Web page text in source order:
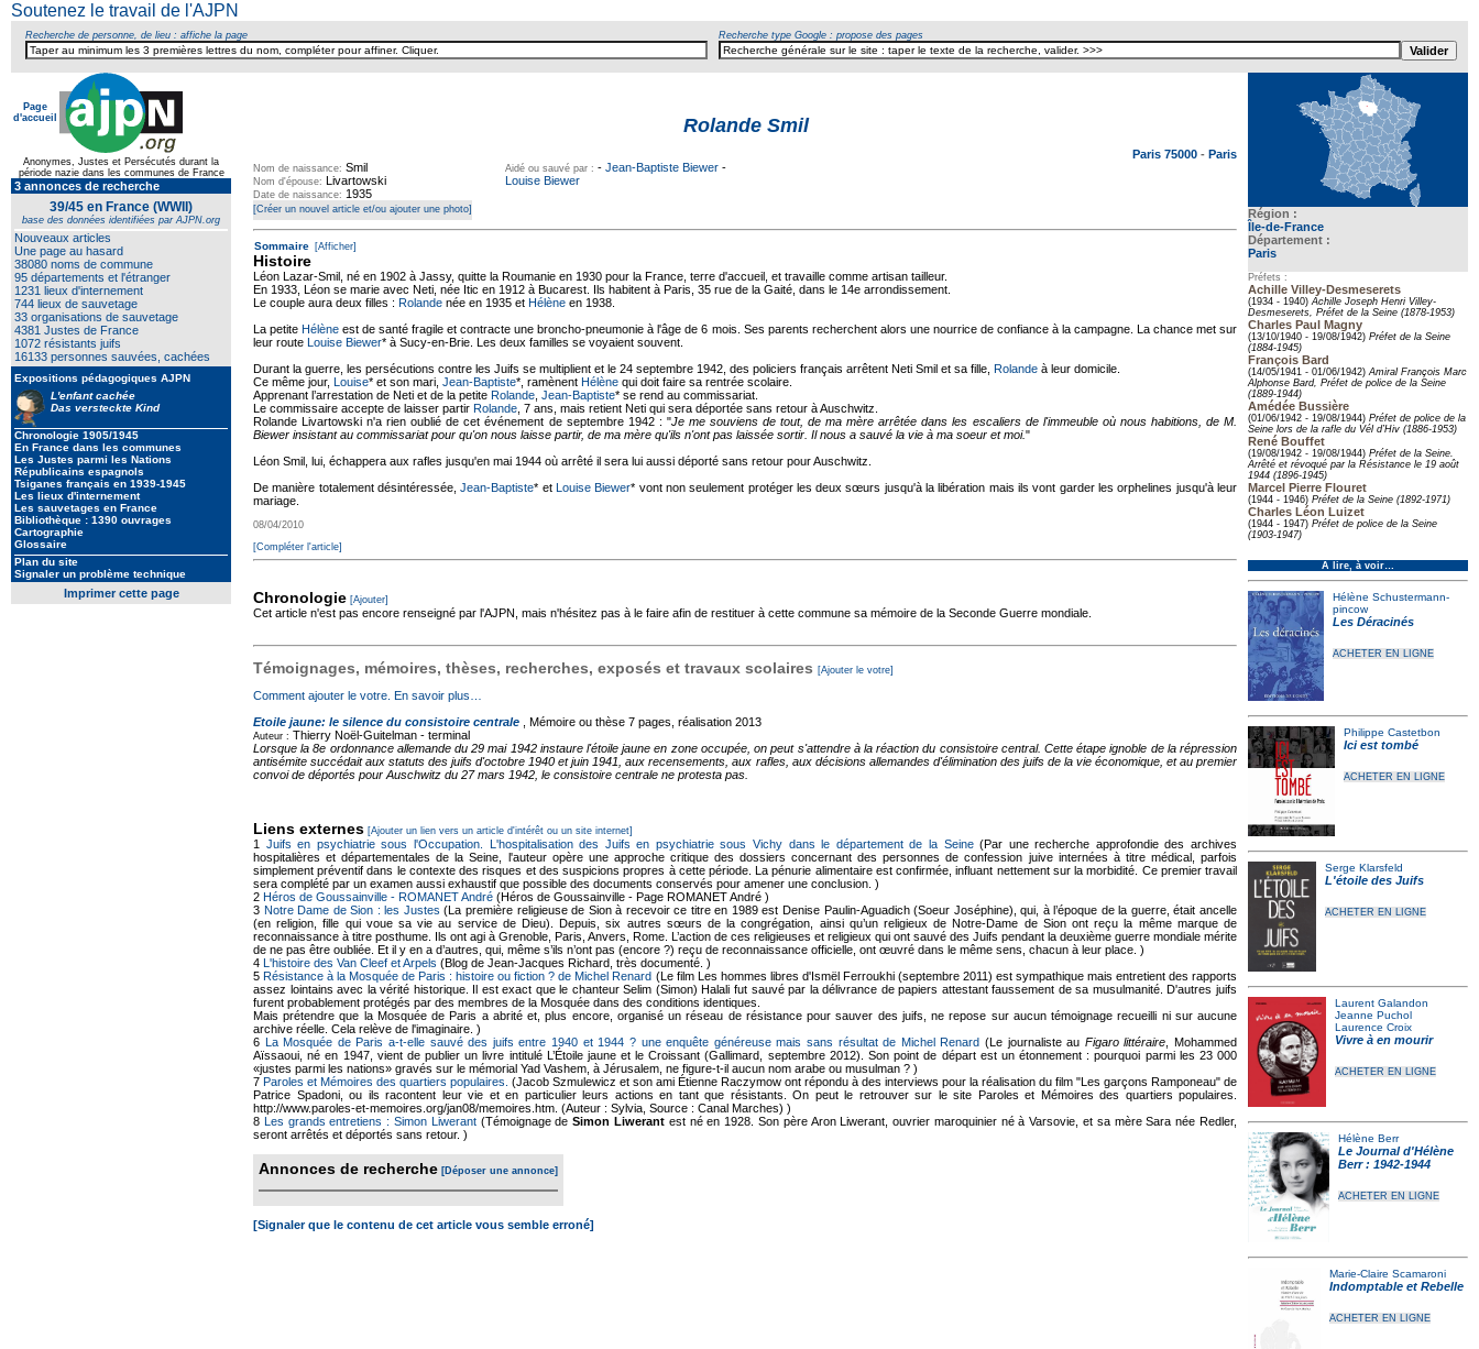
Soutenez le travail de l'AJPN
Recherche de personne, de lieu : affiche la page Recherche type Google : propose des pages
Page
d'accueil
Anonymes, Justes et Persécutés durant la
période nazie dans les communes de France
3 annonces de recherche
39/45 en France (WWII)
base des données identifiées par AJPN.org
Nouveaux articles
Une page au hasard
38080 noms de commune
95 départements et l'étranger
1231 lieux d'internement
744 lieux de sauvetage
33 organisations de sauvetage
4381 Justes de France
1072 résistants juifs
16133 personnes sauvées, cachées
Expositions pédagogiques AJPN
L'enfant cachée
Das versteckte Kind
Chronologie 1905/1945
En France dans les communes
Les Justes parmi les Nations
Républicains espagnols
Tsiganes français en 1939-1945
Les lieux d'internement
Les sauvetages en France
Bibliothèque : 1390 ouvrages
Cartographie
Glossaire
Plan du site
Signaler un problème technique
Imprimer cette page
Région :
Île-de-France
Département :
Paris
Préfets :
Achille Villey-Desmeserets
(1934 - 1940)Achille Joseph Henri Villey-
Desmeserets, Préfet de la Seine (1878-1953)
Charles Paul Magny
(13/10/1940 - 19/08/1942) Préfet de la Seine
(1884-1945)
François Bard
(14/05/1941 - 01/06/1942)Amiral François Marc
Alphonse Bard, Préfet de police de la Seine
(1889-1944)
Amédée Bussière
(01/06/1942 - 19/08/1944) Préfet de police de la
Seine lors de la rafle du Vél d’Hiv (1886-1953)
René Bouffet
(19/08/1942 - 19/08/1944) Préfet de la Seine.
Arrêté et révoqué par la Résistance le 19 août
1944 (1896-1945)
Marcel Pierre Flouret
(1944 - 1946) Préfet de la Seine (1892-1971)
Charles Léon Luizet
(1944 - 1947) Préfet de police de la Seine
(1903-1947)
À lire, à voir…
Hélène Schustermann-
pincow
Les Déracinés
ACHETER EN LIGNE
Philippe Castetbon
Ici est tombé
ACHETER EN LIGNE
Serge Klarsfeld
L'étoile des Juifs
ACHETER EN LIGNE
Laurent Galandon
Jeanne Puchol
Laurence Croix
Vivre à en mourir
ACHETER EN LIGNE
Hélène Berr
Le Journal d'Hélène
Berr : 1942-1944
ACHETER EN LIGNE
Marie-Claire Scamaroni
Indomptable et Rebelle
ACHETER EN LIGNE
Rolande Smil
Paris 75000 - Paris
Nom de naissance: Smil
Nom d'épouse: Livartowski
Date de naissance: 1935
Aidé ou sauvé par : - Jean-Baptiste Biewer -
Louise Biewer
[Créer un nouvel article et/ou ajouter une photo]
Sommaire [Afficher]
Histoire
Léon Lazar-Smil, né en 1902 à Jassy, quitte la Roumanie en 1930 pour la France, terre d'accueil, et travaille comme artisan tailleur.
En 1933, Léon se marie avec Neti, née Itic en 1912 à Bucarest. Ils habitent à Paris, 35 rue de la Gaité, dans le 14e arrondissement.
Le couple aura deux filles : Rolande née en 1935 et Hélène en 1938.
La petiteHélène est de santé fragile et contracte une broncho-pneumonie à l'âge de 6 mois. Ses parents recherchent alors une nourrice de confiance à la campagne. La chance met sur
leur route Louise Biewer* à Sucy-en-Brie. Les deux familles se voyaient souvent.
Durant la guerre, les persécutions contre les Juifs se multiplient et le 24 septembre 1942, des policiers français arrêtent Neti Smil et sa fille, Rolande à leur domicile.
Ce même jour, Louise* et son mari, Jean-Baptiste*, ramènent Hélène qui doit faire sa rentrée scolaire.
Apprenant l’arrestation de Neti et de la petite Rolande Jean-Baptiste* se rend au commissariat.
Le commissaire accepte de laisser partir Rolande , 7 ans, mais retient Neti qui sera déportée sans retour à Auschwitz.
Rolande Livartowski n'a rien oublié de cet événement de septembre 1942 : "Je me souviens de tout, de ma mère arrêtée dans les escaliers de l'immeuble où nous habitions, de M.
Biewer insistant au commissariat pour qu'on nous laisse partir, de ma mère qu'ils n'ont pas laissée sortir. Il nous a sauvé la vie à ma soeur et moi."
Léon Smil, lui, échappera aux rafles jusqu'en mai 1944 où arrêté il sera lui aussi déporté sans retour pour Auschwitz.
De manière totalement désintéressée,Jean-Baptiste* et Louise Biewer* vont non seulement protéger les deux sœurs jusqu'à la libération mais ils vont garder les orphelines jusqu'à leur
mariage.
08/04/2010
[Compléter l'article]
Chronologie [Ajouter]
Cet article n'est pas encore renseigné par l'AJPN, mais n'hésitez pas à le faire afin de restituer à cette commune sa mémoire de la Seconde Guerre mondiale.
Témoignages, mémoires, thèses, recherches, exposés et travaux scolaires [Ajouter le votre]
Comment ajouter le votre. En savoir plus…
Etoile jaune: le silence du consistoire centrale , Mémoire ou thèse 7 pages, réalisation 2013
Auteur : Thierry Noël-Guitelman - terminal
Lorsque la 8e ordonnance allemande du 29 mai 1942 instaure l'étoile jaune en zone occupée, on peut s'attendre à la réaction du consistoire central. Cette étape ignoble de la répression
antisémite succédait aux statuts des juifs d'octobre 1940 et juin 1941, aux recensements, aux rafles, aux décisions allemandes d'élimination des juifs de la vie économique, et au premier
convoi de déportés pour Auschwitz du 27 mars 1942, le consistoire centrale ne protesta pas.
Liens externes [Ajouter un lien vers un article d'intérêt ou un site internet]
1 Juifs en psychiatrie sous l'Occupation. L'hospitalisation des Juifs en psychiatrie sous Vichy dans le département de la Seine(Par une recherche approfondie des archives
hospitalières et départementales de la Seine, l'auteur opère une approche critique des dossiers concernant des personnes de confession juive internées à titre médical, parfois
simplement préventif dans le contexte des risques et des suspicions propres à cette période. La pénurie alimentaire est confirmée, influant nettement sur la morbidité. Ce premier travail
sera complété par un examen aussi exhaustif que possible des documents conservés pour amener une conclusion. )
2 Héros de Goussainville - ROMANET André (Héros de Goussainville - Page ROMANET André )
3 Notre Dame de Sion : les Justes (La première religieuse de Sion à recevoir ce titre en 1989 est Denise Paulin-Aguadich (Soeur Joséphine), qui, à l’époque de la guerre, était ancelle
(en religion, fille qui voue sa vie au service de Dieu). Depuis, six autres sœurs de la congrégation, ainsi qu’un religieux de Notre-Dame de Sion ont reçu la même marque de
reconnaissance à titre posthume. Ils ont agi à Grenoble, Paris, Anvers, Rome. L’action de ces religieuses et religieux qui ont sauvé des Juifs pendant la deuxième guerre mondiale mérite
de ne pas être oubliée. Et il y en a d’autres, qui, même s’ils n’ont pas (encore ?) reçu de reconnaissance officielle, ont œuvré dans le même sens, chacun à leur place. )
4 L'histoire des Van Cleef et Arpels (Blog de Jean-Jacques Richard, très documenté. )
5Résistance à la Mosquée de Paris : histoire ou fiction ? de Michel Renard (Le film Les hommes libres d'Ismël Ferroukhi (septembre 2011) est sympathique mais entretient des rapports
assez lointains avec la vérité historique. Il est exact que le chanteur Selim (Simon) Halali fut sauvé par la délivrance de papiers attestant faussement de sa musulmanité. D'autres juifs
furent probablement protégés par des membres de la Mosquée dans des conditions identiques.
Mais prétendre que la Mosquée de Paris a abrité et, plus encore, organisé un réseau de résistance pour sauver des juifs, ne repose sur aucun témoignage recueilli ni sur aucune
archive réelle. Cela relève de l'imaginaire. )
6 La Mosquée de Paris a-t-elle sauvé des juifs entre 1940 et 1944 ? une enquête généreuse mais sans résultat de Michel Renard (Le journaliste au Figaro littéraire , Mohammed
Aïssaoui, né en 1947, vient de publier un livre intitulé L’Étoile jaune et le Croissant (Gallimard, septembre 2012). Son point de départ est un étonnement : pourquoi parmi les 23 000
«justes parmi les nations» gravés sur le mémorial Yad Vashem, à Jérusalem, ne figure-t-il aucun nom arabe ou musulman ? )
7 Paroles et Mémoires des quartiers populaires. (Jacob Szmulewicz et son ami Étienne Raczymow ont répondu à des interviews pour la réalisation du film "Les garçons Ramponeau" de
Patrice Spadoni, ou ils racontent leur vie et en particulier leurs actions en tant que résistants. On peut le retrouver sur le site Paroles et Mémoires des quartiers populaires.
http://www.paroles-et-memoires.org/jan08/memoires.htm. (Auteur : Sylvia, Source : Canal Marches) )
8 Les grands entretiens : Simon Liwerant(Témoignage deSimon Liwerantest né en 1928. Son père Aron Liwerant, ouvrier maroquinier né à Varsovie, et sa mère Sara née Redler,
seront arrêtés et déportés sans retour. )
Annonces de recherche [Déposer une annonce]
[Signaler que le contenu de cet article vous semble erroné]